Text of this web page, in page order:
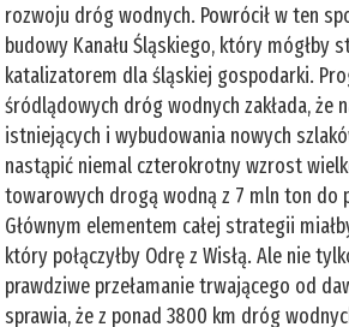
rozwoju dróg wodnych. Powrócił w ten
budowy Kanału Śląskiego, który mógłby
katalizatorem dla śląskiej gospodarki.
śródlądowych dróg wodnych zakłada, że
istniejących i wybudowania nowych
nastąpić niemal czterokrotny wzrost
towarowych drogą wodną z 7 mln ton do
Głównym elementem całej strategii
który połączyłby Odrę z Wisłą. Ale nie
prawdziwe przełamanie trwającego od
sprawia, że z ponad 3800 km dróg